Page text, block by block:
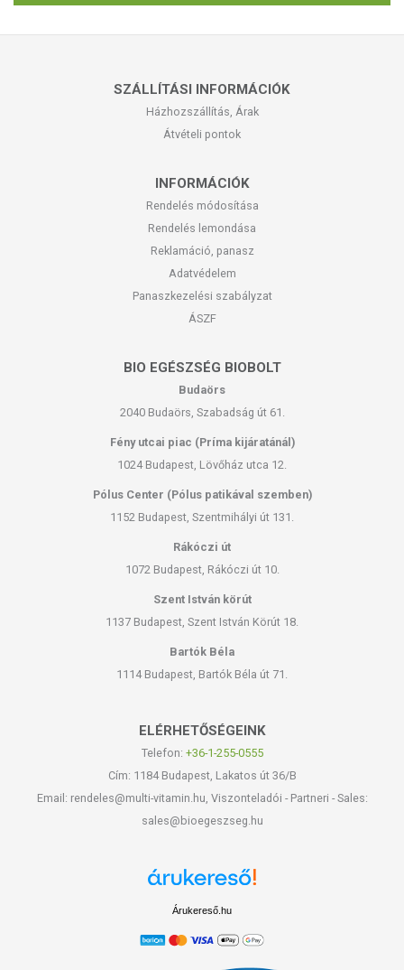
SZÁLLÍTÁSI INFORMÁCIÓK
Házhozszállítás, Árak
Átvételi pontok
INFORMÁCIÓK
Rendelés módosítása
Rendelés lemondása
Reklamáció, panasz
Adatvédelem
Panaszkezelési szabályzat
ÁSZF
BIO EGÉSZSÉG BIOBOLT
Budaörs
2040 Budaörs, Szabadság út 61.
Fény utcai piac (Príma kijáratánál)
1024 Budapest, Lövőház utca 12.
Pólus Center (Pólus patikával szemben)
1152 Budapest, Szentmihályi út 131.
Rákóczi út
1072 Budapest, Rákóczi út 10.
Szent István körút
1137 Budapest, Szent István Körút 18.
Bartók Béla
1114 Budapest, Bartók Béla út 71.
ELÉRHETŐSÉGEINK
Telefon: +36-1-255-0555
Cím: 1184 Budapest, Lakatos út 36/B
Email: rendeles@multi-vitamin.hu, Viszonteladói - Partneri - Sales:
sales@bioegeszseg.hu
Árukereső.hu